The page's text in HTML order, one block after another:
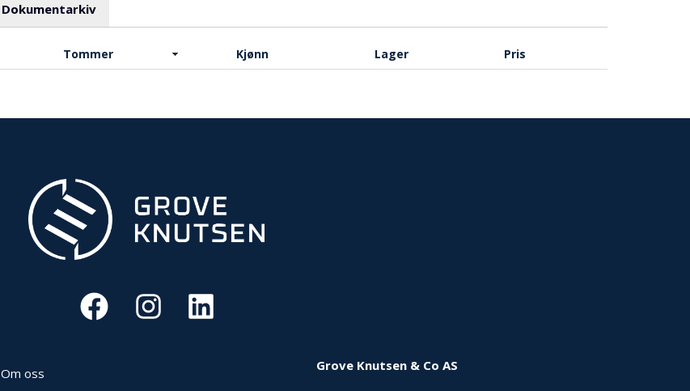
Dokumentarkiv
Tommer Kjønn Lager Pris
Om oss
Grove Knutsen & Co AS